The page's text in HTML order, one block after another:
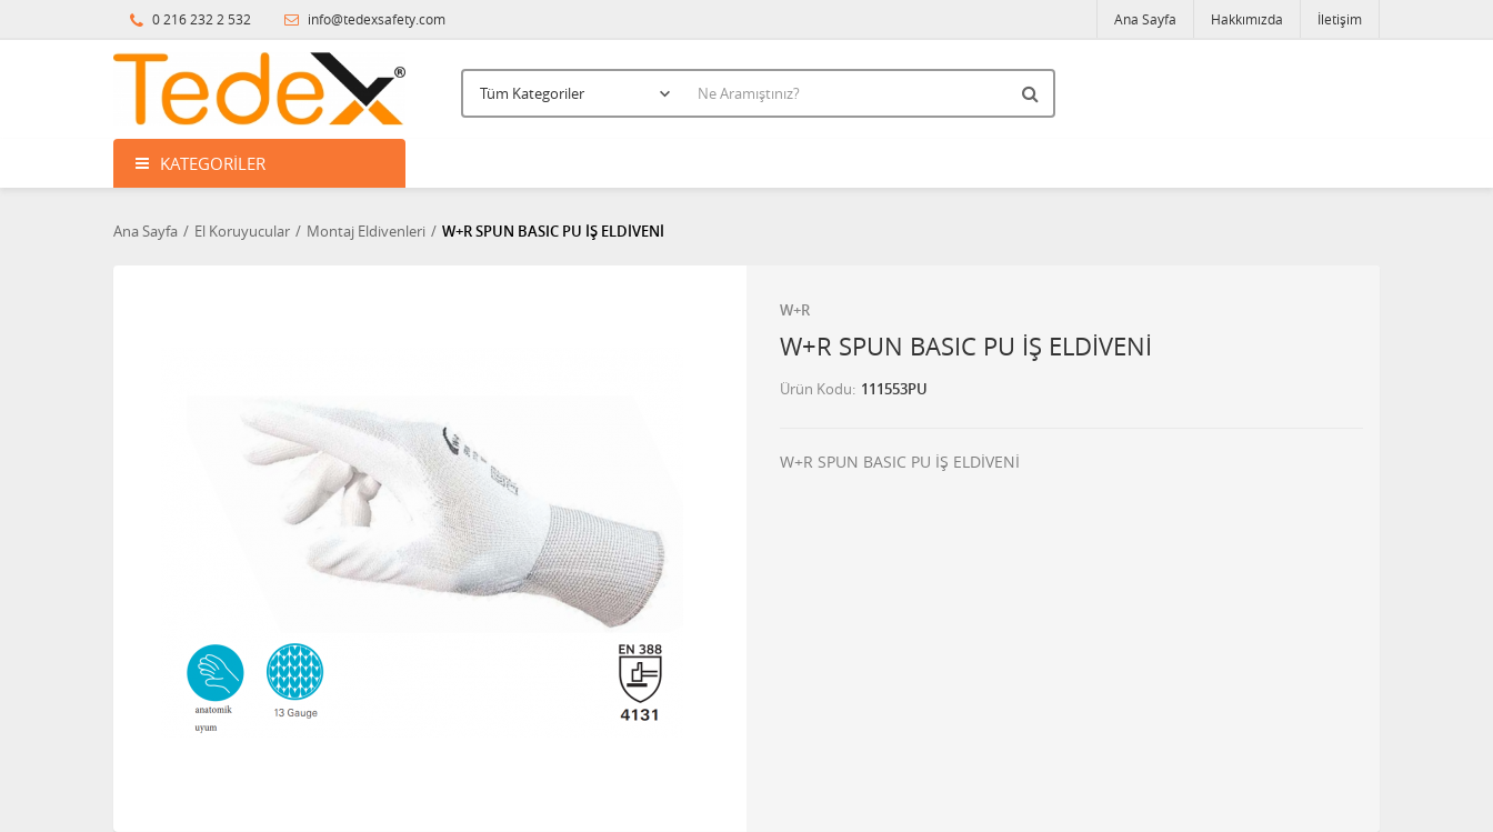
0 216 232 2 532 info@tedexsafety.com Ana Sayfa Hakkımızda İletişim
KATEGORILER
Ana Sayfa El Koruyucular Montaj Eldivenleri W+R SPUN BASIC PU İŞ ELDİVENİ
W+R
W+R SPUN BASIC PU İŞ ELDİVENİ
Ürün Kodu 111553PU
W+R SPUN BASIC PU İŞ ELDİVENİ